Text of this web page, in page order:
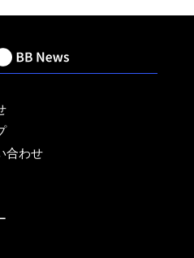
合わせ